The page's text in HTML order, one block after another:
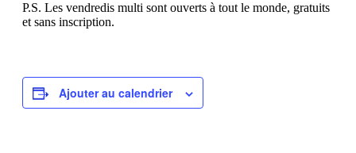
P.S. Les vendredis multi sont ouverts à tout le monde, gratuits
et sans inscription.
Ajouter au calendrier